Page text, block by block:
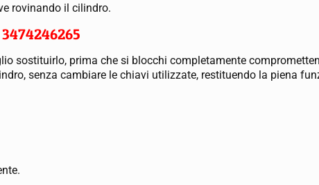
rovinando il cilindro.
3474246265
sostituirlo, prima che si blocchi completamente
senza cambiare le chiavi utilizzate, restituendo la piena